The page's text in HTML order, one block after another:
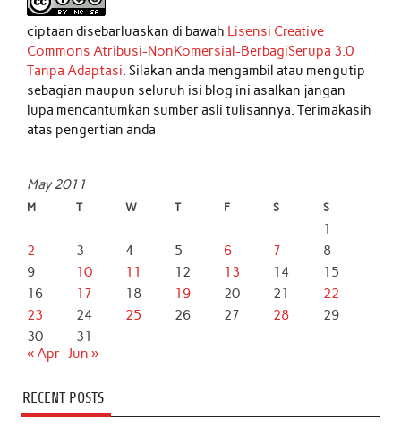
ciptaan disebarluaskan di bawah Lisensi Creative
Commons Atribusi-NonKomersial-BerbagiSerupa 3.0
Tanpa Adaptasi. Silakan anda mengambil atau mengutip
sebagian maupun seluruh isi blog ini asalkan jangan
lupa mencantumkan sumber asli tulisannya. Terimakasih
atas pengertian anda
May 2011
M T W T F S S
1
2
3 4 5 6 7
8
9
10 11 12 13 14
15
16
17 18 19 20 21
22
23
24 25 26 27 28
29
30
31
« Apr Jun »
RECENT POSTS